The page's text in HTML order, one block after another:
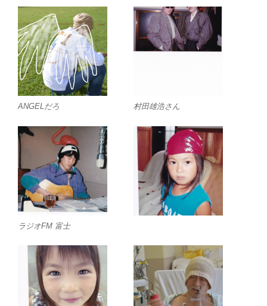
ANGELだろ 村田雄浩さん
ラジオFM 富士